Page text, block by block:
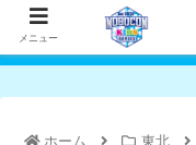
ホーム 東北
メニュー